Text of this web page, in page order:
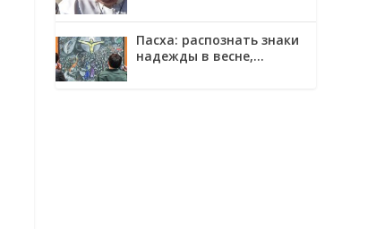
Пасха: распознать знаки
надежды в весне,